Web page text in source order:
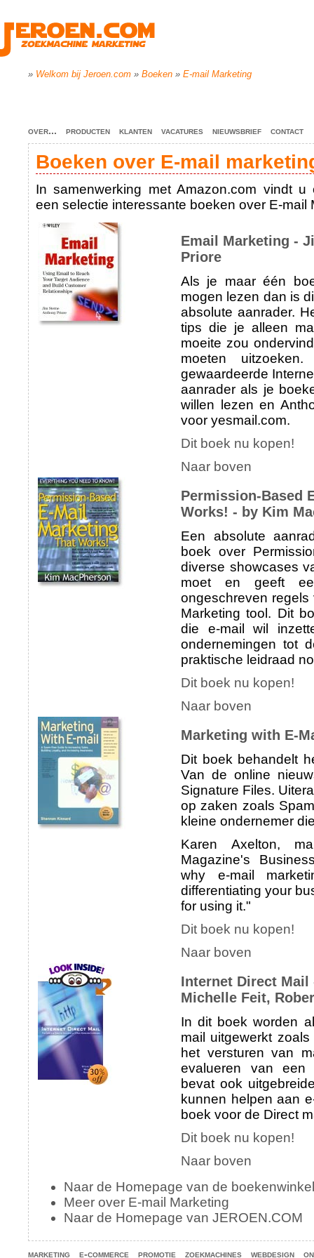
over... producten klanten vacatures nieuwsbrief contact
Boeken over E-mail
In samenwerking met Amazon.com vindt
een selectie interessante boeken over E-mail
Email Marketing -
Priore
Als je maar één
mogen lezen dan is
absolute aanrader.
tips die je alleen
moeite zou
moeten
gewaardeerde
aanrader als je
willen lezen en
voor yesmail.com.
Dit boek nu kopen!
Naar boven
Permission-Based
Works! - by Kim
Een absolute
boek over
diverse showcases
moet en geeft
ongeschreven
Marketing tool. Dit
die e-mail wil
ondernemingen tot
praktische leidraad
Dit boek nu kopen!
Naar boven
Marketing with E-
Dit boek behandelt
Van de online
Signature Files.
op zaken zoals
kleine ondernemer
Karen Axelton,
Magazine's
why e-mail
differentiating your
for using it."
Dit boek nu kopen!
Naar boven
Internet Direct Mail
Michelle Feit,
In dit boek worden
mail uitgewerkt
het versturen van
evalueren van een
bevat ook
kunnen helpen aan
boek voor de Direct
Dit boek nu kopen!
Naar boven
Naar de Homepage van de boekenwinkel
Meer over E-mail Marketing
Naar de Homepage van JEROEN.COM
marketing e-commerce promotie zoekmachines webdesign
» Welkom bij Jeroen.com » Boeken » E-mail Marketing